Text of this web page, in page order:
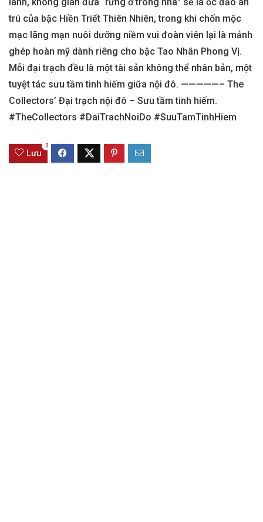
trú của bậc Hiền Triết Thiên Nhiên, trong khi chốn mộc
mạc lãng mạn nuôi dưỡng niềm vui đoàn viên lại là mảnh
ghép hoàn mỹ dành riêng cho bậc Tao Nhân Phong Vị.
Mỗi đại trạch đều là một tài sản không thể nhân bản, một
tuyệt tác sưu tầm tinh hiếm giữa nội đô. —————– The
Collectors’ Đại trạch nội đô – Sưu tầm tinh hiếm.
#TheCollectors #DaiTrachNoiDo #SuuTamTinhHiem
Lưu
0